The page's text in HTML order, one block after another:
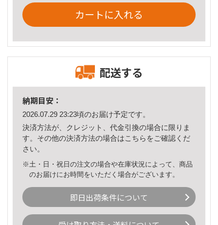
カートに入れる
配送する
納期目安：
2026.07.29 23:23頃のお届け予定です。
決済方法が、クレジット、代金引換の場合に限りま
す。その他の決済方法の場合はこちら をご確認くだ
さい。
※土・日・祝日の注文の場合や在庫状況によって、商品
のお届けにお時間をいただく場合がございます。
即日出荷条件について